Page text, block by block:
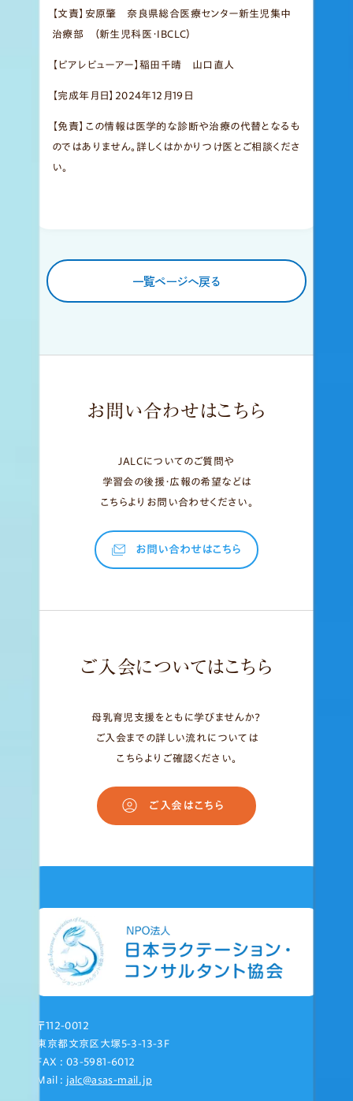
【文責】安原肇 奈良県総合医療センター新生児集中
治療部 （新生児科医・IBCLC）
【ピアレビューアー】稲田千晴 山口直人
【完成年月日】2024年12月19日
【免責】この情報は医学的な診断や治療の代替となるも
のではありません。詳しくはかかりつけ医とご相談くださ
い。
一覧ページへ戻る
お問い合わせはこちら
JALCについてのご質問や
学習会の後援・広報の希望などは
こちらよりお問い合わせください。
お問い合わせはこちら
ご入会についてはこちら
母乳育児支援をともに学びませんか？
ご入会までの詳しい流れについては
こちらよりご確認ください。
ご入会はこちら
〒112-0012
東京都文京区大塚5-3-13-3F
FAX : 03-5981-6012
Mail : jalc@asas-mail.jp